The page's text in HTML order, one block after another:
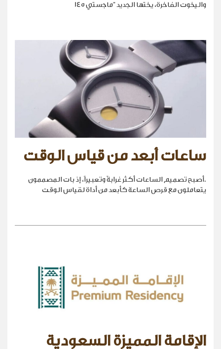
واليخوت الفاخرة، يختها الجديد "ماجستي 145
ساعات أبعد من قياس الوقت
.أصبح تصميم الساعات أكثر غرابةً وتعبيراً، إذ بات المصممون
يتعاملون مع قرص الساعة كأبعد من أداة لقياس الوقت
الإقامة المميزة السعودية